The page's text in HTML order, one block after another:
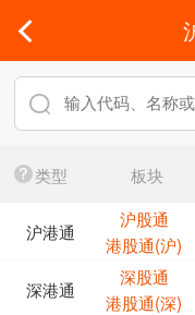
类型 板块
沪港通
沪股通
港股通(沪)
深港通
深股通
港股通(深)